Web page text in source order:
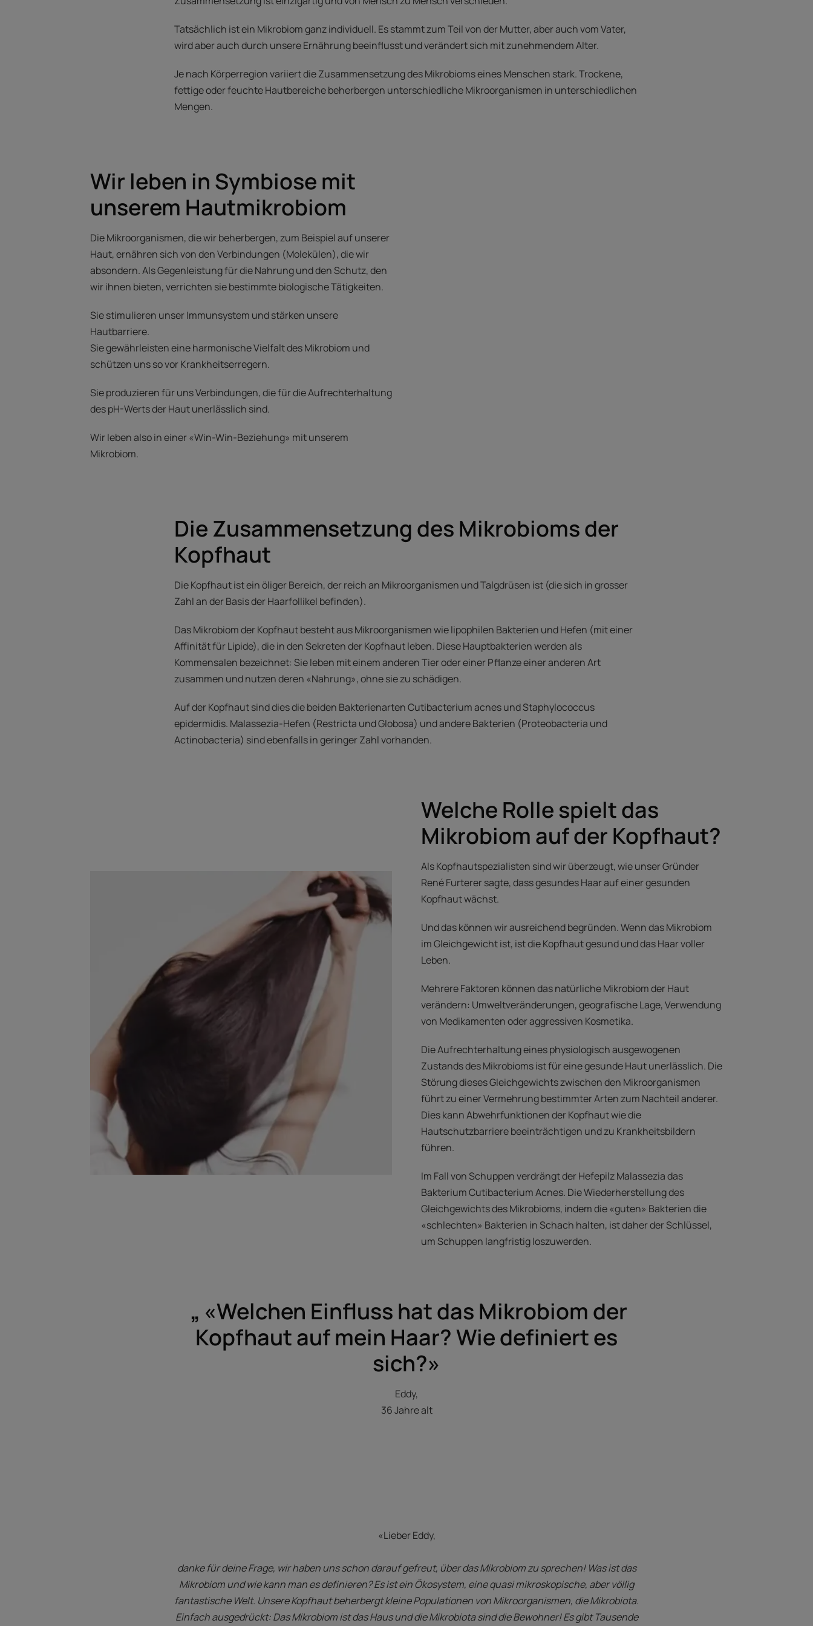
Tatsächlich ist ein Mikrobiom ganz individuell. Es stammt zum Teil von der Mutter, aber auch vom Vater,
wird aber auch durch unsere Ernährung beeinflusst und verändert sich mit zunehmendem Alter.
Je nach Körperregion variiert die Zusammensetzung des Mikrobioms eines Menschen stark. Trockene,
fettige oder feuchte Hautbereiche beherbergen unterschiedliche Mikroorganismen in unterschiedlichen
Mengen.
Wir leben in Symbiose mit
unserem Hautmikrobiom
Die Mikroorganismen, die wir beherbergen, zum Beispiel auf unserer
Haut, ernähren sich von den Verbindungen (Molekülen), die wir
absondern. Als Gegenleistung für die Nahrung und den Schutz, den
wir ihnen bieten, verrichten sie bestimmte biologische Tätigkeiten.
Sie stimulieren unser Immunsystem und stärken unsere
Hautbarriere.
Sie gewährleisten eine harmonische Vielfalt des Mikrobiom und
schützen uns so vor Krankheitserregern.
Sie produzieren für uns Verbindungen, die für die Aufrechterhaltung
des pH-Werts der Haut unerlässlich sind.
Wir leben also in einer «Win-Win-Beziehung» mit unserem
Mikrobiom.
Die Zusammensetzung des Mikrobioms der
Kopfhaut
Die Kopfhaut ist ein öliger Bereich, der reich an Mikroorganismen und Talgdrüsen ist (die sich in grosser
Zahl an der Basis der Haarfollikel befinden).
Das Mikrobiom der Kopfhaut besteht aus Mikroorganismen wie lipophilen Bakterien und Hefen (mit einer
Affinität für Lipide), die in den Sekreten der Kopfhaut leben. Diese Hauptbakterien werden als
Kommensalen bezeichnet: Sie leben mit einem anderen Tier oder einer Pflanze einer anderen Art
zusammen und nutzen deren «Nahrung», ohne sie zu schädigen.
Auf der Kopfhaut sind dies die beiden Bakterienarten Cutibacterium acnes und Staphylococcus
epidermidis. Malassezia-Hefen (Restricta und Globosa) und andere Bakterien (Proteobacteria und
Actinobacteria) sind ebenfalls in geringer Zahl vorhanden.
Welche Rolle spielt das
Mikrobiom auf der Kopfhaut?
Als Kopfhautspezialisten sind wir überzeugt, wie unser Gründer
René Furterer sagte, dass gesundes Haar auf einer gesunden
Kopfhaut wächst.
Und das können wir ausreichend begründen. Wenn das Mikrobiom
im Gleichgewicht ist, ist die Kopfhaut gesund und das Haar voller
Leben.
Mehrere Faktoren können das natürliche Mikrobiom der Haut
verändern: Umweltveränderungen, geografische Lage, Verwendung
von Medikamenten oder aggressiven Kosmetika.
Die Aufrechterhaltung eines physiologisch ausgewogenen
Zustands des Mikrobioms ist für eine gesunde Haut unerlässlich. Die
Störung dieses Gleichgewichts zwischen den Mikroorganismen
führt zu einer Vermehrung bestimmter Arten zum Nachteil anderer.
Dies kann Abwehrfunktionen der Kopfhaut wie die
Hautschutzbarriere beeinträchtigen und zu Krankheitsbildern
führen.
Im Fall von Schuppen verdrängt der Hefepilz Malassezia das
Bakterium Cutibacterium Acnes. Die Wiederherstellung des
Gleichgewichts des Mikrobioms, indem die «guten» Bakterien die
«schlechten» Bakterien in Schach halten, ist daher der Schlüssel,
um Schuppen langfristig loszuwerden.
„ «Welchen Einfluss hat das Mikrobiom der
Kopfhaut auf mein Haar? Wie definiert es
sich?»
Eddy,
36 Jahre alt
«Lieber Eddy,
danke für deine Frage, wir haben uns schon darauf gefreut, über das Mikrobiom zu sprechen! Was ist das
Mikrobiom und wie kann man es definieren? Es ist ein Ökosystem, eine quasi mikroskopische, aber völlig
fantastische Welt. Unsere Kopfhaut beherbergt kleine Populationen von Mikroorganismen, die Mikrobiota.
Einfach ausgedrückt: Das Mikrobiom ist das Haus und die Mikrobiota sind die Bewohner! Es gibt Tausende